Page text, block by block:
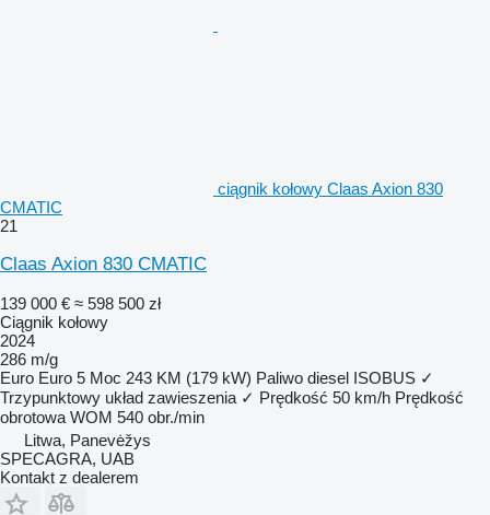
ciągnik kołowy Claas Axion 830
CMATIC
21
Claas Axion 830 CMATIC
139 000 € ≈ 598 500 zł
Ciągnik kołowy
2024
286 m/g
Euro Euro 5 Moc 243 KM (179 kW) Paliwo diesel ISOBUS ✓
Trzypunktowy układ zawieszenia ✓ Prędkość 50 km/h Prędkość
obrotowa WOM 540 obr./min
Litwa, Panevėžys
SPECAGRA, UAB
Kontakt z dealerem